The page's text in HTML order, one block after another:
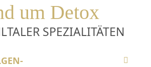
um Detox
SPEZIALITÄTEN